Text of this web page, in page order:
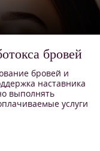
бровей
бровей и
наставника
выполнять
услуги